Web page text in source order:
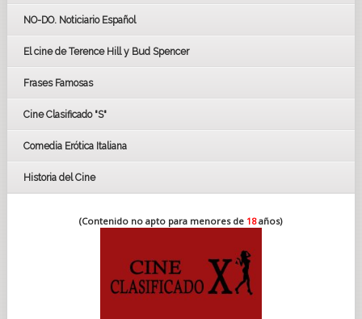
BAFTA
FESTIVAL DE HUELVA 2019
FESTIVAL DE CINE DE SEVILLA 2019
NO-DO. Noticiario Español
El cine de Terence Hill y Bud Spencer
Frases Famosas
Cine Clasificado "S"
Comedia Erótica Italiana
Historia del Cine
(Contenido no apto para menores de 18años)